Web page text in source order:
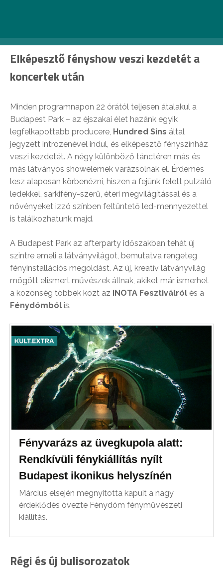
Elképesztő fényshow veszi kezdetét a
koncertek után
Minden programnapon 22 órától teljesen átalakul a
Budapest Park – az éjszakai élet hazánk egyik
legfelkapottabb producere, Hundred Sins által
jegyzett introzenével indul, és elképesztő fényszínház
veszi kezdetét. A négy különböző tánctéren más és
más látványos showelemek varázsolnak el. Érdemes
lesz alaposan körbenézni, hiszen a fejünk felett pulzáló
ledekkel, sarkifény-szerű, éteri megvilágítással és a
növényeket izzó színben feltüntető led-mennyezettel
is találkozhatunk majd.
A Budapest Park az afterparty időszakban tehát új
szintre emeli a látványvilágot, bemutatva rengeteg
fényinstallációs megoldást. Az új, kreatív látványvilág
mögött elismert művészek állnak, akiket már ismerhet
a közönség többek közt az INOTA Fesztiválról és a
Fénydómból is.
Fényvarázs az üvegkupola alatt:
Rendkívüli fénykiállítás nyílt
Budapest ikonikus helyszínén
Március elsején megnyitotta kapuit a nagy
érdeklődés övezte Fénydóm fényművészeti
kiállítás.
Régi és új bulisorozatok